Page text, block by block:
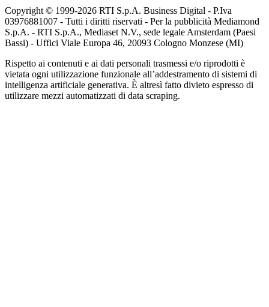
Copyright © 1999-2026 RTI S.p.A. Business Digital - P.Iva
03976881007 - Tutti i diritti riservati - Per la pubblicità Mediamond
S.p.A. - RTI S.p.A., Mediaset N.V., sede legale Amsterdam (Paesi
Bassi) - Uffici Viale Europa 46, 20093 Cologno Monzese (MI)
Rispetto ai contenuti e ai dati personali trasmessi e/o riprodotti è
vietata ogni utilizzazione funzionale all’addestramento di sistemi di
intelligenza artificiale generativa. È altresì fatto divieto espresso di
utilizzare mezzi automatizzati di data scraping.